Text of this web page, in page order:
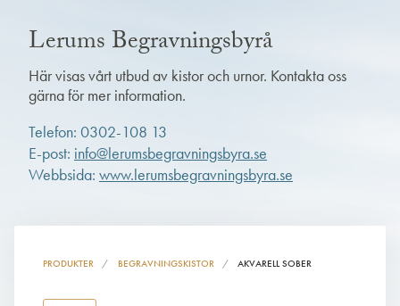
Lerums Begravningsbyrå
Här visas vårt utbud av kistor och urnor. Kontakta oss
gärna för mer information.
Telefon: 0302-108 13
E-post: info@lerumsbegravningsbyra.se
Webbsida: www.lerumsbegravningsbyra.se
PRODUKTER BEGRAVNINGSKISTOR AKVARELL SOBER